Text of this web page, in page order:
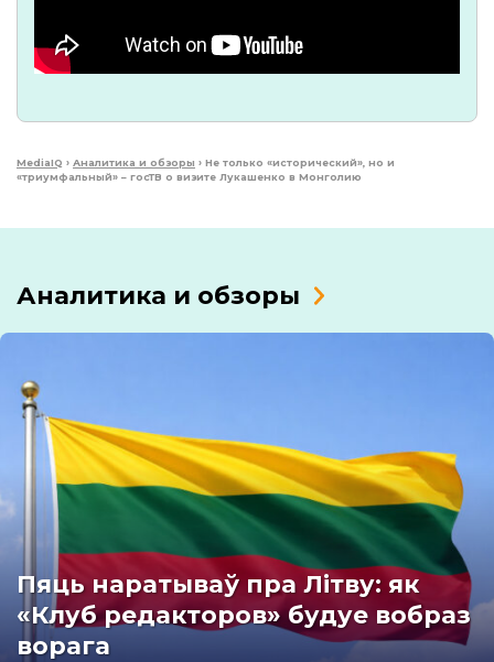
MediaIQ › Аналитика и обзоры › Не только «исторический», но и
«триумфальный» – госТВ о визите Лукашенко в Монголию
Аналитика и обзоры
Пяць наратываў пра Літву: як
«Клуб редакторов» будуе вобраз
ворага